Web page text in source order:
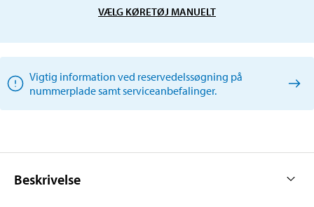
VÆLG KØRETØJ MANUELT
Vigtig information ved reservedelssøgning på
nummerplade samt serviceanbefalinger.
Beskrivelse